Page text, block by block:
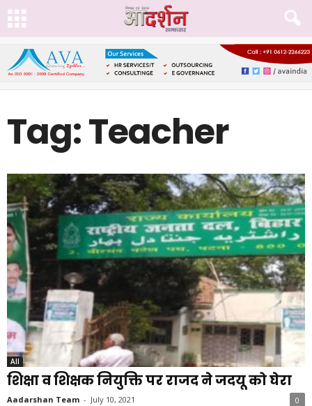
Tag: Teacher
All
शिक्षा व शिक्षक नियुक्ति पर राजद ने जदयू को घेरा
Aadarshan Team - July 10, 2021 0